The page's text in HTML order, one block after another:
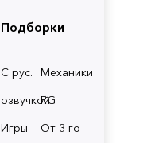
Подборки
С рус.
озвучкой
Механики
RG
Игры
От 3-го